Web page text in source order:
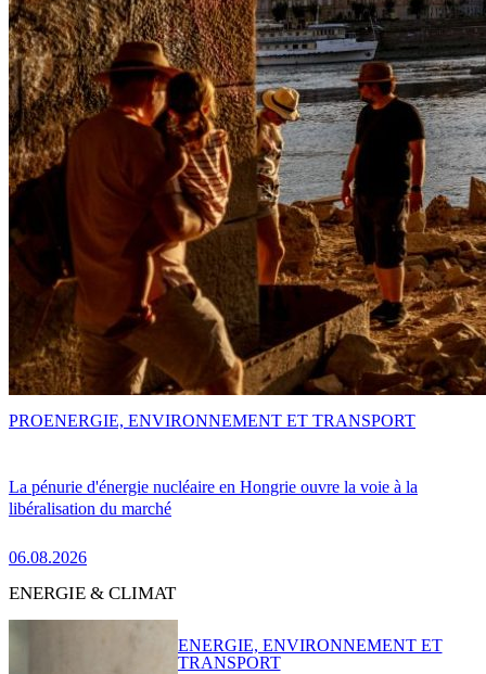
La pénurie d'énergie nucléaire en Hongrie ouvre la voie à la
libéralisation du marché
06.08.2026
PROENERGIE, ENVIRONNEMENT ET TRANSPORT
ENERGIE & CLIMAT
ENERGIE, ENVIRONNEMENT ET
TRANSPORT